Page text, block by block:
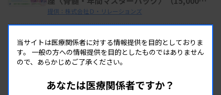
（税抜））
提供：株式会社Ｄ・リレーションズ
この企業の製品を全て見る
同じカテゴリーの製品
当サイトは医療関係者に対する情報提供を目的としておりま
す。 一般の方への情報提供を目的としたものではありません
ので、あらかじめご了承ください。
あなたは医療関係者ですか？